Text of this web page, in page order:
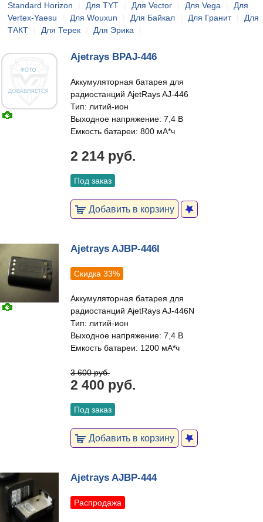
Standard Horizon
Для TYT Для Vector Для Vega
Для
Vertex-Yaesu
Для Wouxun Для Байкал Для Гранит
Для
ТАКТ
Для Терек Для Эрика
Ajetrays BPAJ-446
Аккумуляторная батарея для
радиостанций AjetRays AJ-446
Тип: литий-ион
Выходное напряжение: 7,4 В
Емкость батареи: 800 мА*ч
2 214 руб.
Под заказ
Добавить в корзину
Ajetrays AJBP-446l
Скидка 33%
Аккумуляторная батарея для
радиостанций AjetRays AJ-446N
Тип: литий-ион
Выходное напряжение: 7,4 В
Емкость батареи: 1200 мА*ч
3 600 руб.
2 400 руб.
Под заказ
Добавить в корзину
Ajetrays AJBP-444
Распродажа